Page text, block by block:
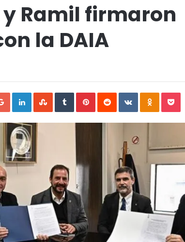
Ramil firmaron
la DAIA
Google+LinkedInStumbleUpon
TumblrPinterestReddit VKontakte